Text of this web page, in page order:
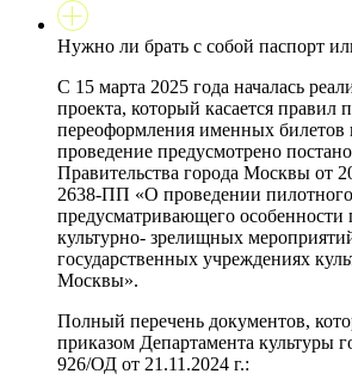
Нужно ли брать с собой паспорт
С 15 марта 2025 года началась
проекта, который касается правил
переоформления именных билетов
проведение предусмотрено
Правительства города Москвы от
2638-ПП «О проведении пилотного
предусматривающего особенности
культурно- зрелищных
государственных учреждениях
Москвы».
Полный перечень документов,
приказом Департамента культуры
926/ОД от 21.11.2024 г.: